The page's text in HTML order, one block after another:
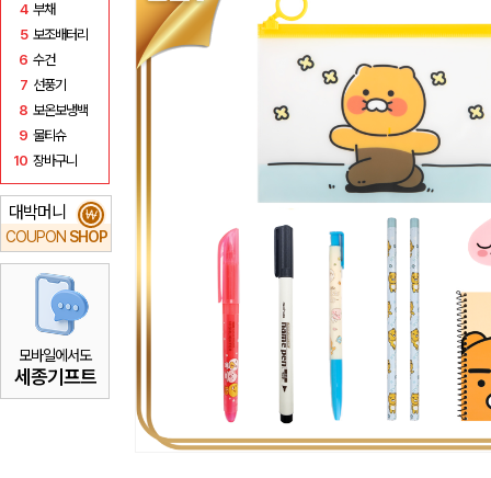
4 부채
5 보조배터리
6 수건
7 선풍기
8 보온보냉백
9 물티슈
10 장바구니
대박머니
COUPON SHOP
₩
모바일에서도
세종기프트